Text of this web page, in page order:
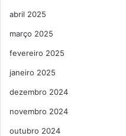
abril 2025
março 2025
fevereiro 2025
janeiro 2025
dezembro 2024
novembro 2024
outubro 2024